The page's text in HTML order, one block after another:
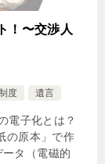
！〜交渉人
度 遺言
電子化とは？
の原本」で作
タ（電磁的